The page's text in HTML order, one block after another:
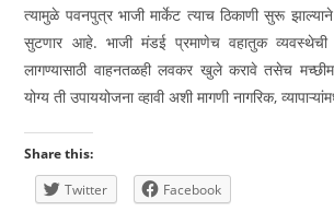
त्यामुळे पवनपुत्र भाजी मार्केट त्याच ठिकाणी सुरू
सुटणार आहे. भाजी मंडई प्रमाणेच वहातुक व्यवस्थेची
लागण्यासाठी वाहनतळही लवकर खुले करावे तसेच
योग्य ती उपाययोजना व्हावी अशी मागणी नागरिक,
Share this:
Twitter
Facebook